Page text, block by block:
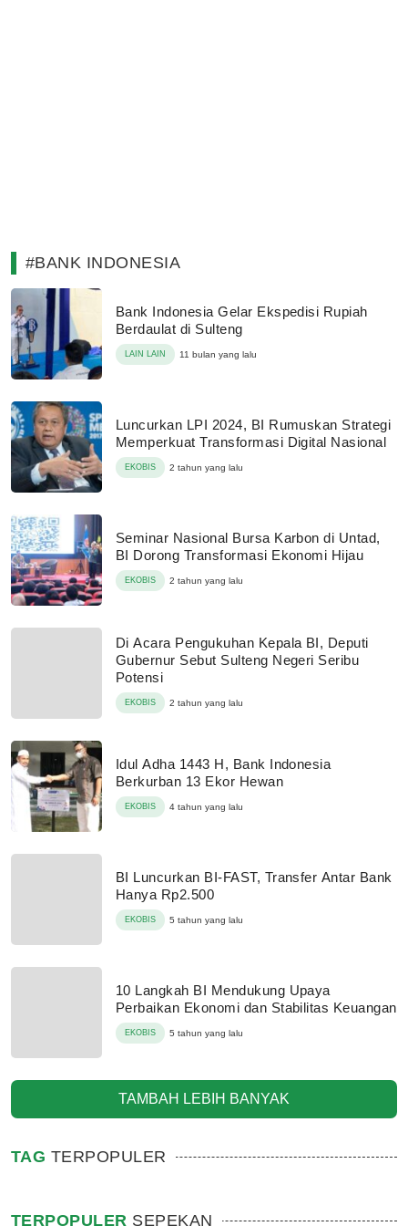
#BANK INDONESIA
Bank Indonesia Gelar Ekspedisi Rupiah
Berdaulat di Sulteng
LAIN LAIN 11 bulan yang lalu
Luncurkan LPI 2024, BI Rumuskan Strategi
Memperkuat Transformasi Digital Nasional
EKOBIS 2 tahun yang lalu
Seminar Nasional Bursa Karbon di Untad,
BI Dorong Transformasi Ekonomi Hijau
EKOBIS 2 tahun yang lalu
Di Acara Pengukuhan Kepala BI, Deputi
Gubernur Sebut Sulteng Negeri Seribu
Potensi
EKOBIS 2 tahun yang lalu
Idul Adha 1443 H, Bank Indonesia
Berkurban 13 Ekor Hewan
EKOBIS 4 tahun yang lalu
BI Luncurkan BI-FAST, Transfer Antar Bank
Hanya Rp2.500
EKOBIS 5 tahun yang lalu
10 Langkah BI Mendukung Upaya
Perbaikan Ekonomi dan Stabilitas Keuangan
EKOBIS 5 tahun yang lalu
TAMBAH LEBIH BANYAK
TAG TERPOPULER
TERPOPULER SEPEKAN